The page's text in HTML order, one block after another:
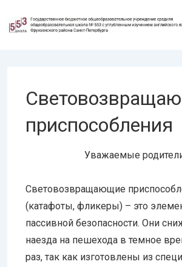
Перейти
приспособления
Уважаемые
Световозвращающие
(катафоты, фликеры) – это
пассивной безопасности. Они
наезда на пешехода в темное
раз, так как изготовлены из